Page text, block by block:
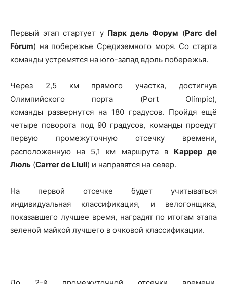
Первый этап стартует у Парк дель Форум (Parc del
Fòrum) на побережье Средиземного моря. Со старта
команды устремятся на юго-запад вдоль побережья.
Через 2,5 км прямого участка, достигнув
Олимпийского порта (Port Olímpic),
команды развернутся на 180 градусов. Пройдя ещё
четыре поворота под 90 градусов, команды проедут
первую промежуточную отсечку времени,
расположенную на 5,1 км маршрута в Каррер де
Люль (Carrer de Llull) и направятся на север.
На первой отсечке будет учитываться
индивидуальная классификация, и велогонщика,
показавшего лучшее время, наградят по итогам этапа
зеленой майкой лучшего в очковой классификации.